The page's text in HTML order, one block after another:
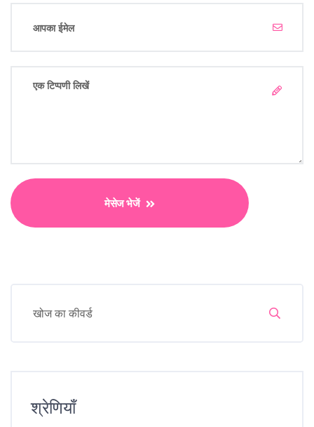
मेसेज भेजें
श्रेणियाँ